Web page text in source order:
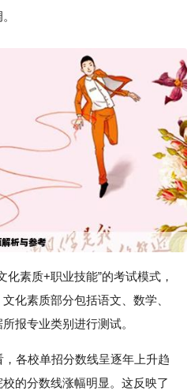
化素质+职业技能”的考试模式，
化素质部分包括语文、数学、
报专业类别进行测试。
各校单招分数线呈逐年上升趋
的分数线涨幅明显。这反映了